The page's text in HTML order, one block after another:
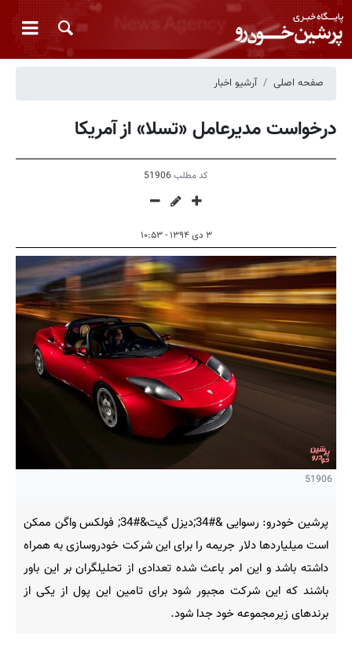
صفحه اصلی آرشیو اخبار
درخواست مدیرعامل «تسلا» از آمریکا
کد مطلب 51906
۳ دی ۱۳۹۴ - ۱۰:۵۳
51906
پرشین خودرو: رسوایی &#34;دیزل گیت&#34; فولکس واگن ممکن
است میلیاردها دلار جریمه را برای این شرکت خودروسازی به همراه
داشته باشد و این امر باعث شده تعدادی از تحلیلگران بر این باور
باشند که این شرکت مجبور شود برای تامین این پول از یکی از
برندهای زیرمجموعه خود جدا شود.